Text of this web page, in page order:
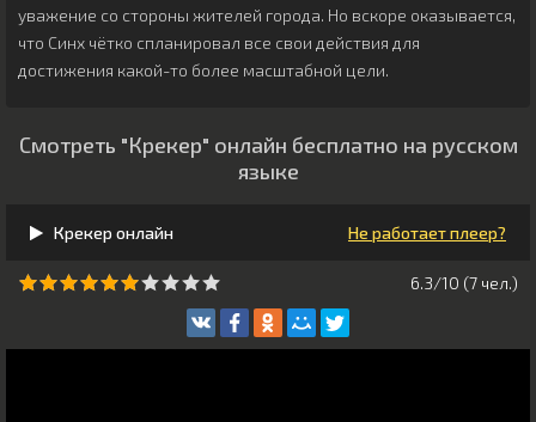
уважение со стороны жителей города. Но вскоре оказывается,
что Синх чётко спланировал все свои действия для
достижения какой-то более масштабной цели.
Смотреть "Крекер" онлайн бесплатно на русском
языке
Крекер онлайн Не работает плеер?
6.3/10 (7 чeл.)